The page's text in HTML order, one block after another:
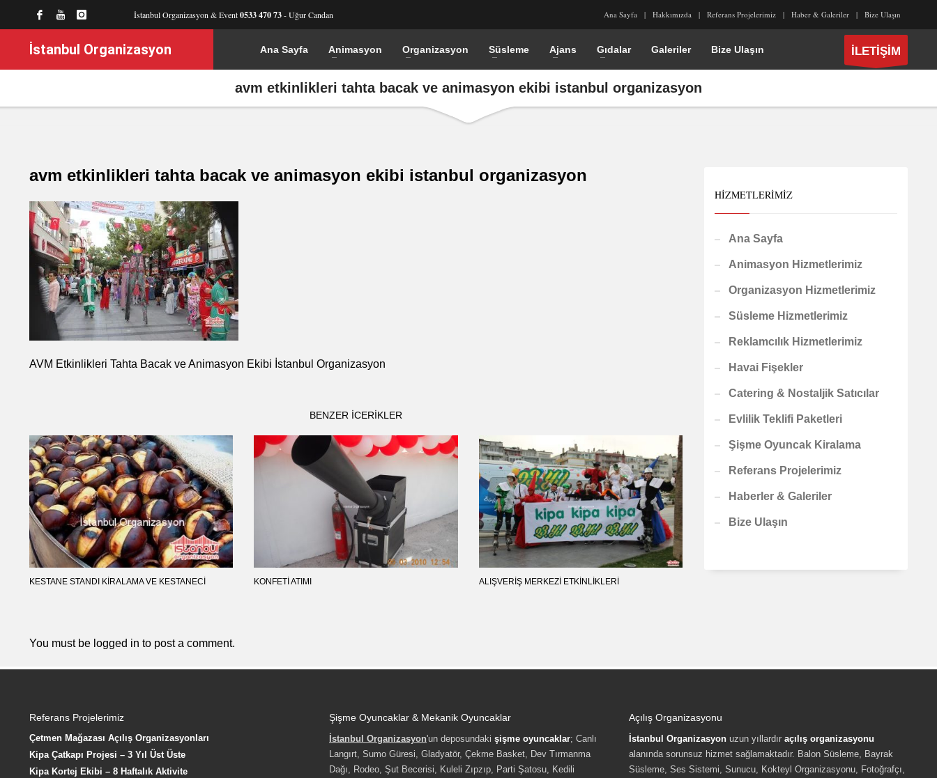
İstanbul Organizasyon & Event0533 470 73- Uğur Candan Ana Sayfa Hakkımızda Referans Projelerimiz Haber & Galeriler Bize Ulaşın
İstanbul Organizasyon Ana Sayfa Animasyon Organizasyon Süsleme Ajans Gıdalar Galeriler Bize Ulaşın İLETİŞİM
avm etkinlikleri tahta bacak ve animasyon ekibi istanbul organizasyon
avm etkinlikleri tahta bacak ve animasyon ekibi istanbul organizasyon
AVM Etkinlikleri Tahta Bacak ve Animasyon Ekibi İstanbul Organizasyon
BENZER ICERIKLER
KESTANE STANDI KIRALAMA VE KESTANECI KONFETI ATIMI ALIŞVERIŞ MERKEZI ETKINLIKLERI
You must be logged in to post a comment.
HIZMETLERIMIZ
Ana Sayfa
Animasyon Hizmetlerimiz
Organizasyon Hizmetlerimiz
Süsleme Hizmetlerimiz
Reklamcılık Hizmetlerimiz
Havai Fişekler
Catering & Nostaljik Satıcılar
Evlilik Teklifi Paketleri
Şişme Oyuncak Kiralama
Referans Projelerimiz
Haberler & Galeriler
Bize Ulaşın
Referans Projelerimiz
Çetmen Mağazası Açılış Organizasyonları
Kipa Çatkapı Projesi – 3 Yıl Üst Üste
Kipa Kortej Ekibi – 8 Haftalık Aktivite
Şişme Oyuncaklar & Mekanik Oyuncaklar
İstanbul Organizasyon'un deposundaki şişme oyuncaklar; Canlı
Langırt, Sumo Güresi, Gladyatör, Çekme Basket, Dev Tırmanma
Dağı, Rodeo, Şut Becerisi, Kuleli Zıpzıp, Parti Şatosu, Kedili
Açılış Organizasyonu
İstanbul Organizasyon uzun yıllardır açılış organizasyonu
alanında sorunsuz hizmet sağlamaktadır. Balon Süsleme, Bayrak
Süsleme, Ses Sistemi, Sunucu, Kokteyl Organizasyonu, Fotoğrafçı,